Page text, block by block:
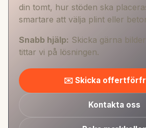
din tomt, hur stöden ska
smartare att välja plint eller
Snabb hjälp: Skicka gärna bilder
tittar vi på lösningen.
✉️ Skicka
Kontakta oss